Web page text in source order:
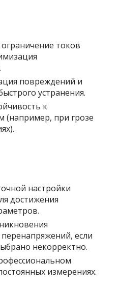
токов
повреждений и
устранения.
к
(например, при грозе
настройки
достижения
если
некорректно.
измерениях.